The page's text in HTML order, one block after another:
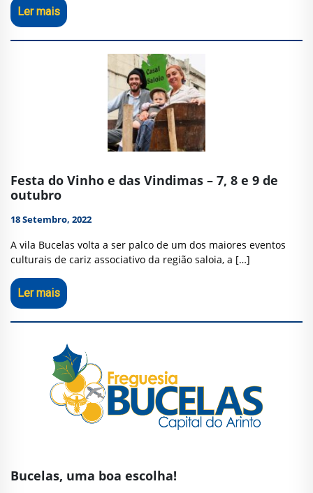
Ler mais
Festa do Vinho e das Vindimas – 7, 8 e 9 de
outubro
18 Setembro, 2022
A vila Bucelas volta a ser palco de um dos maiores eventos
culturais de cariz associativo da região saloia, a […]
Ler mais
Bucelas, uma boa escolha!